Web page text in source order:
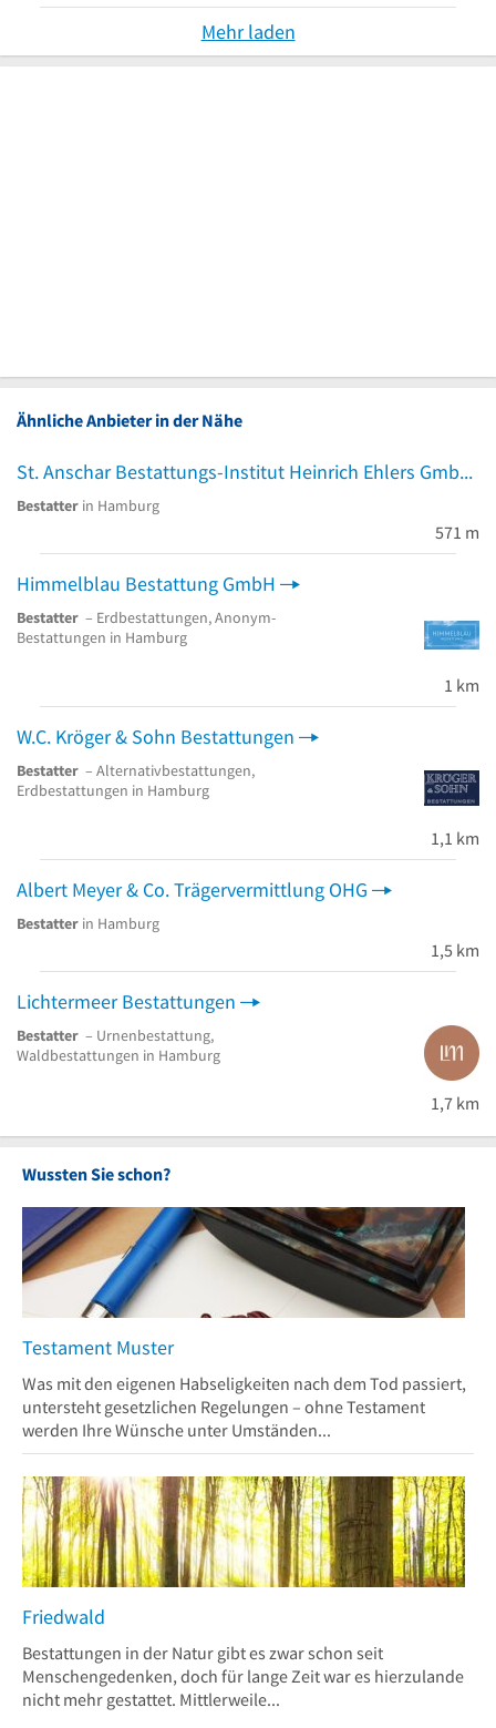
Mehr laden
Ähnliche Anbieter in der Nähe
St. Anschar Bestattungs-Institut Heinrich Ehlers GmbH
Bestatter in Hamburg
571 m
Himmelblau Bestattung GmbH
Bestatter – Erdbestattungen, Anonym-
Bestattungen in Hamburg
1 km
W.C. Kröger & Sohn Bestattungen
Bestatter – Alternativbestattungen,
Erdbestattungen in Hamburg
1,1 km
Albert Meyer & Co. Trägervermittlung OHG
Bestatter in Hamburg
1,5 km
Lichtermeer Bestattungen
Bestatter – Urnenbestattung,
Waldbestattungen in Hamburg
1,7 km
Wussten Sie schon?
Testament Muster
Was mit den eigenen Habseligkeiten nach dem Tod passiert,
untersteht gesetzlichen Regelungen – ohne Testament
werden Ihre Wünsche unter Umständen...
Friedwald
Bestattungen in der Natur gibt es zwar schon seit
Menschengedenken, doch für lange Zeit war es hierzulande
nicht mehr gestattet. Mittlerweile...